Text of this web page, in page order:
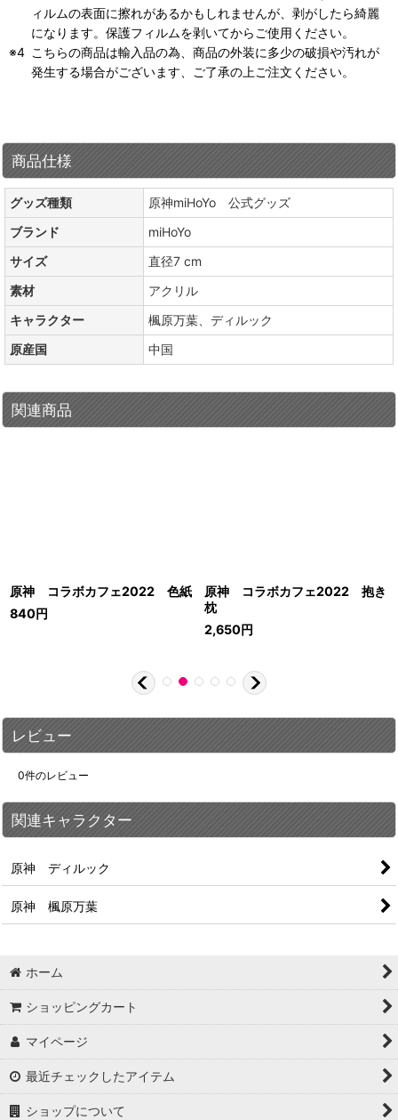
ィルムの表面に擦れがあるかもしれませんが、剥がしたら綺麗
になります。保護フィルムを剥いてからご使用ください。
こちらの商品は輸入品の為、商品の外装に多少の破損や汚れが
発生する場合がございます、ご了承の上ご注文ください。
商品仕様
グッズ種類
原神miHoYo 公式グッズ
ブランド
miHoYo
サイズ
直径7 cm
素材
アクリル
キャラクター
楓原万葉、ディルック
原産国
中国
関連商品
原神 コラボカフェ2022 色紙
840円
原神 コラボカフェ2022 抱き
枕
2,650円
レビュー
0件のレビュー
関連キャラクター
原神 ディルック
原神 楓原万葉
ホーム
ショッピングカート
マイページ
最近チェックしたアイテム
ショップについて